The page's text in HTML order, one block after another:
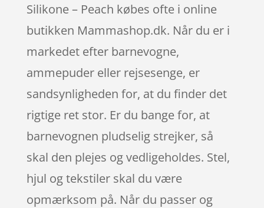
Silikone – Peach købes ofte i online
butikken Mammashop.dk. Når du er i
markedet efter barnevogne,
ammepuder eller rejsesenge, er
sandsynligheden for, at du finder det
rigtige ret stor. Er du bange for, at
barnevognen pludselig strejker, så
skal den plejes og vedligeholdes. Stel,
hjul og tekstiler skal du være
opmærksom på. Når du passer og